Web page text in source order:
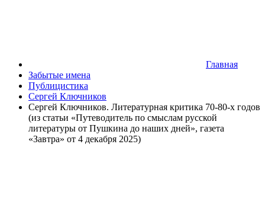
Главная
Забытые имена
Публицистика
Сергей Ключников
Сергей Ключников. Литературная критика 70-80-х годов
(из статьи «Путеводитель по смыслам русской
литературы от Пушкина до наших дней», газета
«Завтра» от 4 декабря 2025)